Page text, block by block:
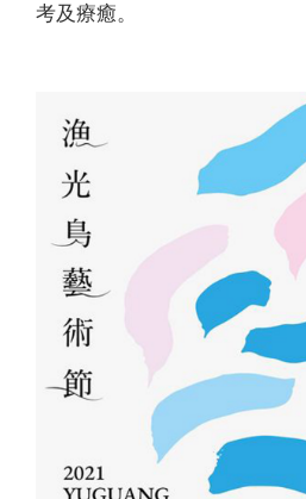
考及療癒。